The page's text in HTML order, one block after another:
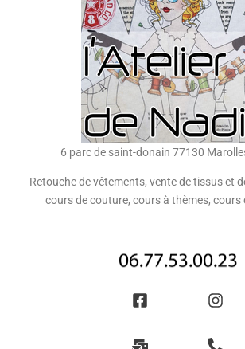
6 parc de saint-donain 77130
Retouche de vêtements, vente de tissus et
cours de couture, cours à thèmes,